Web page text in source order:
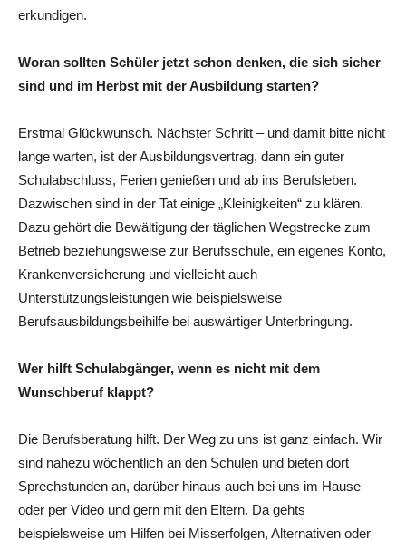
erkundigen.
Woran sollten Schüler jetzt schon denken, die sich sicher
sind und im Herbst mit der Ausbildung starten?
Erstmal Glückwunsch. Nächster Schritt – und damit bitte nicht
lange warten, ist der Ausbildungsvertrag, dann ein guter
Schulabschluss, Ferien genießen und ab ins Berufsleben.
Dazwischen sind in der Tat einige „Kleinigkeiten“ zu klären.
Dazu gehört die Bewältigung der täglichen Wegstrecke zum
Betrieb beziehungsweise zur Berufsschule, ein eigenes Konto,
Kranken­versicherung und vielleicht auch
Unterstützungsleistungen wie beispielsweise
Berufsausbildungsbeihilfe bei auswärtiger Unterbringung.
Wer hilft Schulabgänger, wenn es nicht mit dem
Wunschberuf klappt?
Die Berufsberatung hilft. Der Weg zu uns ist ganz einfach. Wir
sind nahezu wöchentlich an den Schulen und bieten dort
Sprechstunden an, darüber hinaus auch bei uns im Hause
oder per Video und gern mit den Eltern. Da gehts
beispielsweise um Hilfen bei Misserfolgen, Alternativen oder